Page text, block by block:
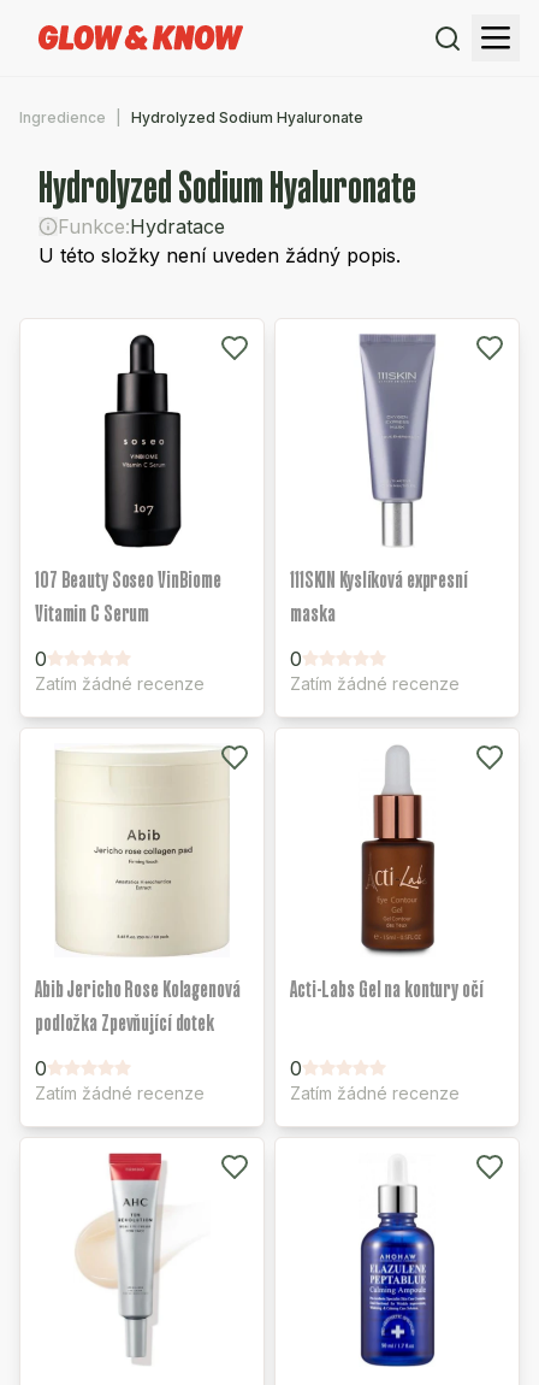
Ingredience Hydrolyzed Sodium Hyaluronate
Hydrolyzed Sodium Hyaluronate
Funkce:Hydratace
U této složky není uveden žádný popis.
107 Beauty Soseo VinBiome
Vitamin C Serum
0
Zatím žádné recenze
111SKIN Kyslíková expresní
maska
0
Zatím žádné recenze
Abib Jericho Rose Kolagenová
podložka Zpevňující dotek
0
Zatím žádné recenze
Acti-Labs Gel na kontury očí
0
Zatím žádné recenze